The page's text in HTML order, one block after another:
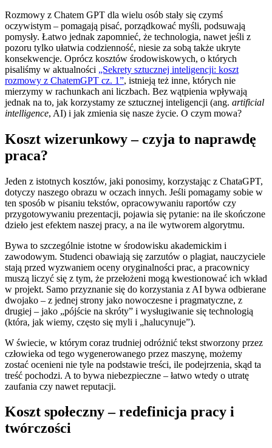
Rozmowy z Chatem GPT dla wielu osób stały się czymś
oczywistym – pomagają pisać, porządkować myśli, podsuwają
pomysły. Łatwo jednak zapomnieć, że technologia, nawet jeśli z
pozoru tylko ułatwia codzienność, niesie za sobą także ukryte
konsekwencje. Oprócz kosztów środowiskowych, o których
pisaliśmy w aktualności „Sekrety sztucznej inteligencji: koszt
rozmowy z ChatemGPT cz. 1”, istnieją też inne, których nie
mierzymy w rachunkach ani liczbach. Bez wątpienia wpływają
jednak na to, jak korzystamy ze sztucznej inteligencji (ang. artificial
intelligence, AI) i jak zmienia się nasze życie. O czym mowa?
Koszt wizerunkowy – czyja to naprawdę
praca?
Jeden z istotnych kosztów, jaki ponosimy, korzystając z ChataGPT,
dotyczy naszego obrazu w oczach innych. Jeśli pomagamy sobie w
ten sposób w pisaniu tekstów, opracowywaniu raportów czy
przygotowywaniu prezentacji, pojawia się pytanie: na ile skończone
dzieło jest efektem naszej pracy, a na ile wytworem algorytmu.
Bywa to szczególnie istotne w środowisku akademickim i
zawodowym. Studenci obawiają się zarzutów o plagiat, nauczyciele
stają przed wyzwaniem oceny oryginalności prac, a pracownicy
muszą liczyć się z tym, że przełożeni mogą kwestionować ich wkład
w projekt. Samo przyznanie się do korzystania z AI bywa odbierane
dwojako – z jednej strony jako nowoczesne i pragmatyczne, z
drugiej – jako „pójście na skróty” i wysługiwanie się technologią
(która, jak wiemy, często się myli i „halucynuje”).
W świecie, w którym coraz trudniej odróżnić tekst stworzony przez
człowieka od tego wygenerowanego przez maszynę, możemy
zostać ocenieni nie tyle na podstawie treści, ile podejrzenia, skąd ta
treść pochodzi. A to bywa niebezpieczne – łatwo wtedy o utratę
zaufania czy nawet reputacji.
Koszt społeczny – redefinicja pracy i
twórczości